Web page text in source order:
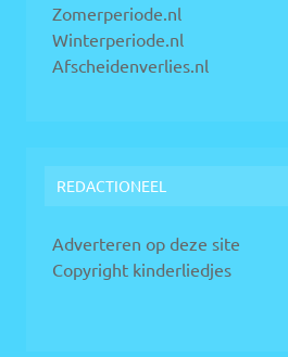
Zomerperiode.nl
Winterperiode.nl
Afscheidenverlies.nl
REDACTIONEEL
Adverteren op deze site
Copyright kinderliedjes